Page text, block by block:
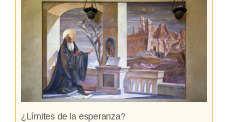
¿Límites de la esperanza?